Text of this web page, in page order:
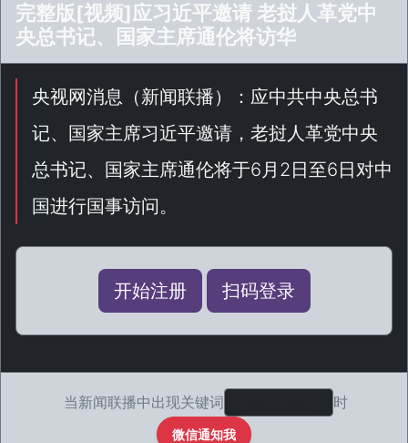
完整版[视频]应习近平邀请 老挝人革党中
央总书记、国家主席通伦将访华
央视网消息（新闻联播）：应中共中央总书
记、国家主席习近平邀请，老挝人革党中央
总书记、国家主席通伦将于6月2日至6日对中
国进行国事访问。
开始注册 扫码登录
当新闻联播中出现关键词 时
微信通知我